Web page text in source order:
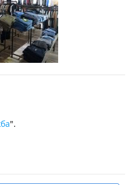
".